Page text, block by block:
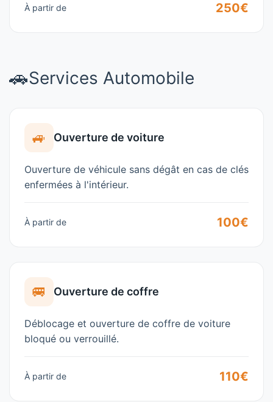
À partir de 250€
🚗Services Automobile
🚙 Ouverture de voiture
Ouverture de véhicule sans dégât en cas de clés
enfermées à l'intérieur.
À partir de 100€
🚐 Ouverture de coffre
Déblocage et ouverture de coffre de voiture
bloqué ou verrouillé.
À partir de 110€